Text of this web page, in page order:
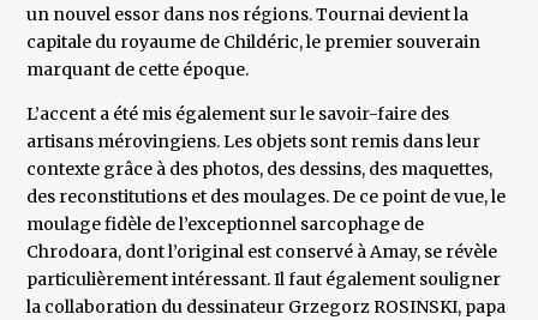
un nouvel essor dans nos régions. Tournai devient la
capitale du royaume de Childéric, le premier souverain
marquant de cette époque.
L’accent a été mis également sur le savoir-faire des
artisans mérovingiens. Les objets sont remis dans leur
contexte grâce à des photos, des dessins, des maquettes,
des reconstitutions et des moulages. De ce point de vue, le
moulage fidèle de l’exceptionnel sarcophage de
Chrodoara, dont l’original est conservé à Amay, se révèle
particulièrement intéressant. Il faut également souligner
la collaboration du dessinateur Grzegorz ROSINSKI, papa